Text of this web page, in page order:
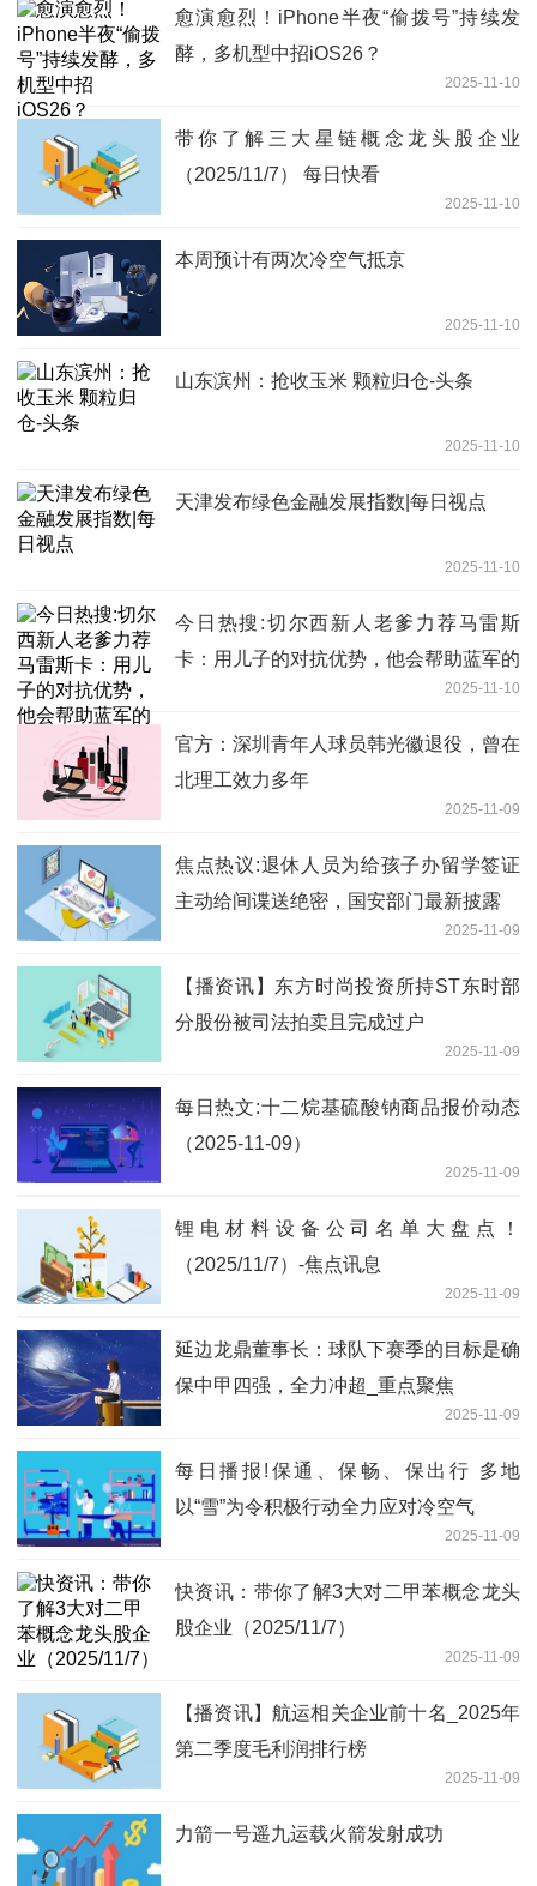
愈演愈烈！iPhone半夜“偷拨号”持续发
酵，多机型中招iOS26？
2025-11-10
带你了解三大星链概念龙头股企业
（2025/11/7） 每日快看
2025-11-10
本周预计有两次冷空气抵京
2025-11-10
山东滨州：抢收玉米 颗粒归仓-头条
2025-11-10
天津发布绿色金融发展指数|每日视点
2025-11-10
今日热搜:切尔西新人老爹力荐马雷斯
卡：用儿子的对抗优势，他会帮助蓝军的
2025-11-10
官方：深圳青年人球员韩光徽退役，曾在
北理工效力多年
2025-11-09
焦点热议:退休人员为给孩子办留学签证
主动给间谍送绝密，国安部门最新披露
2025-11-09
【播资讯】东方时尚投资所持ST东时部
分股份被司法拍卖且完成过户
2025-11-09
每日热文:十二烷基硫酸钠商品报价动态
（2025-11-09）
2025-11-09
锂电材料设备公司名单大盘点！
（2025/11/7）-焦点讯息
2025-11-09
延边龙鼎董事长：球队下赛季的目标是确
保中甲四强，全力冲超_重点聚焦
2025-11-09
每日播报!保通、保畅、保出行 多地
以“雪”为令积极行动全力应对冷空气
2025-11-09
快资讯：带你了解3大对二甲苯概念龙头
股企业（2025/11/7）
2025-11-09
【播资讯】航运相关企业前十名_2025年
第二季度毛利润排行榜
2025-11-09
力箭一号遥九运载火箭发射成功